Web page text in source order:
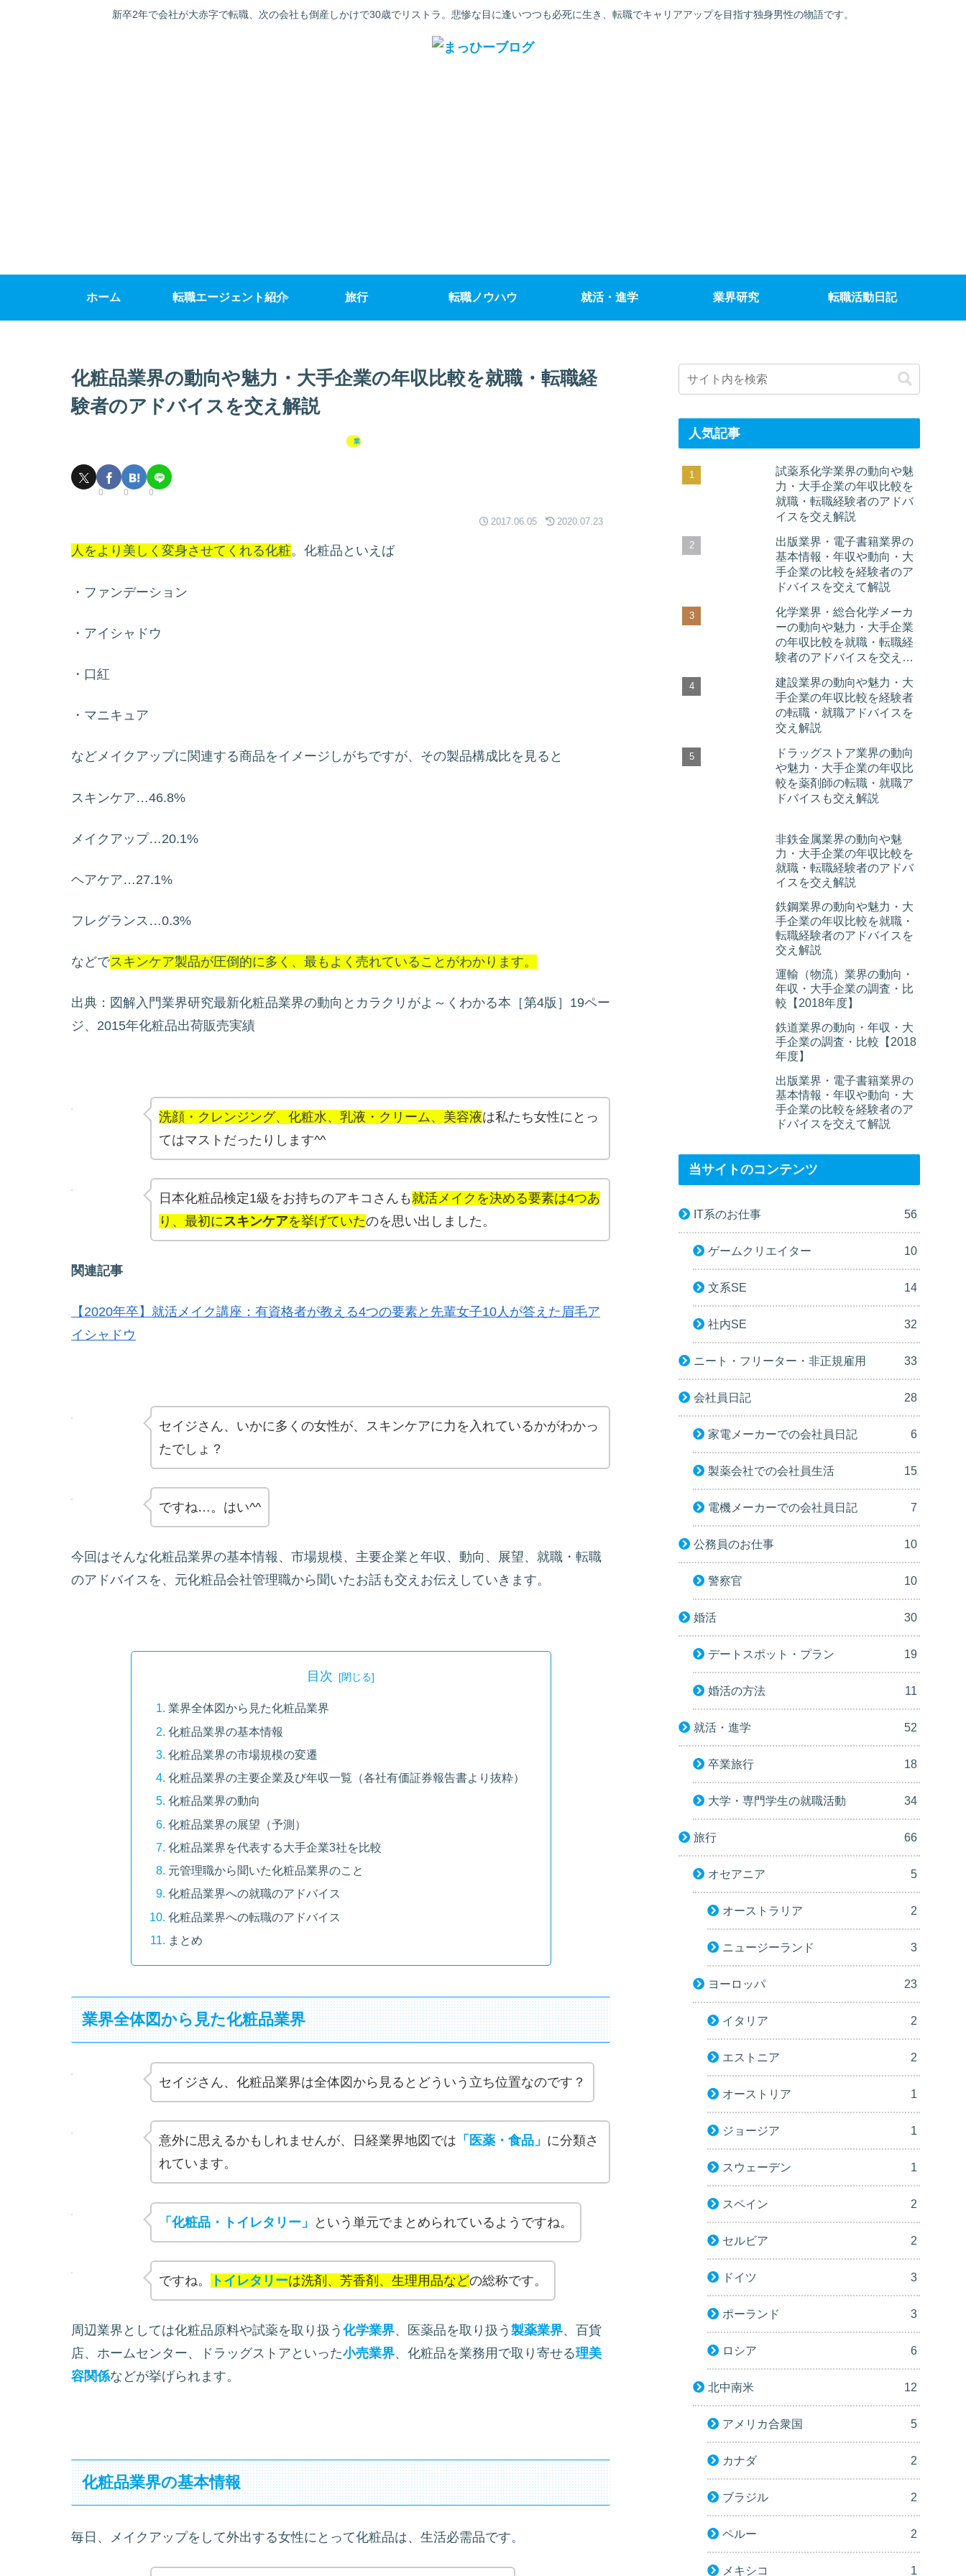
新卒2年で会社が大赤字で転職、次の会社も倒産しかけで30歳でリストラ。悲惨な目に逢いつつも必死に生き、転職でキャリアアップを目指す独身男性の物語です。
ホーム 転職エージェント紹介 旅行 転職ノウハウ 就活・進学 業界研究 転職活動日記
化粧品業界の動向や魅力・大手企業の年収比較を就職・転職経
験者のアドバイスを交え解説
業界研究
0 0 0
2017.06.05 2020.07.23
人をより美しく変身させてくれる化粧。化粧品といえば
・ファンデーション
・アイシャドウ
・口紅
・マニキュア
などメイクアップに関連する商品をイメージしがちですが、その製品構成比を見ると
スキンケア…46.8%
メイクアップ…20.1%
ヘアケア…27.1%
フレグランス…0.3%
などでスキンケア製品が圧倒的に多く、最もよく売れていることがわかります。
出典：図解入門業界研究最新化粧品業界の動向とカラクリがよ～くわかる本［第4版］19ペー
ジ、2015年化粧品出荷販売実績
洗顔・クレンジング、化粧水、乳液・クリーム、美容液は私たち女性にとっ
てはマストだったりします^^
日本化粧品検定1級をお持ちのアキコさんも就活メイクを決める要素は4つあ
り、最初にスキンケアを挙げていたのを思い出しました。
関連記事
【2020年卒】就活メイク講座：有資格者が教える4つの要素と先輩女子10人が答えた眉毛ア
イシャドウ
セイジさん、いかに多くの女性が、スキンケアに力を入れているかがわかっ
たでしょ？
ですね…。はい^^
今回はそんな化粧品業界の基本情報、市場規模、主要企業と年収、動向、展望、就職・転職
のアドバイスを、元化粧品会社管理職から聞いたお話も交えお伝えしていきます。
目次
業界全体図から見た化粧品業界
化粧品業界の基本情報
化粧品業界の市場規模の変遷
化粧品業界の主要企業及び年収一覧（各社有価証券報告書より抜粋）
化粧品業界の動向
化粧品業界の展望（予測）
化粧品業界を代表する大手企業3社を比較
元管理職から聞いた化粧品業界のこと
化粧品業界への就職のアドバイス
化粧品業界への転職のアドバイス
まとめ
業界全体図から見た化粧品業界
セイジさん、化粧品業界は全体図から見るとどういう立ち位置なのです？
意外に思えるかもしれませんが、日経業界地図では 「医薬・食品」 に分類さ
れています。
「化粧品・トイレタリー」 という単元でまとめられているようですね。
ですね。 トイレタリーは洗剤、芳香剤、生理用品などの総称です。
周辺業界としては化粧品原料や試薬を取り扱う 化学業界、医薬品を取り扱う 製薬業界、百貨
店、ホームセンター、ドラッグストアといった小売業界、化粧品を業務用で取り寄せる理美
容関係などが挙げられます。
化粧品業界の基本情報
毎日、メイクアップをして外出する女性にとって化粧品は、生活必需品です。
人気記事
試薬系化学業界の動向や魅
力・大手企業の年収比較を
就職・転職経験者のアドバ
イスを交え解説
出版業界・電子書籍業界の
基本情報・年収や動向・大
手企業の比較を経験者のア
ドバイスを交えて解説
化学業界・総合化学メーカ
ーの動向や魅力・大手企業
の年収比較を就職・転職経
験者のアドバイスを交え解
建設業界の動向や魅力・大
手企業の年収比較を経験者
の転職・就職アドバイスを
交え解説
ドラッグストア業界の動向
や魅力・大手企業の年収比
較を薬剤師の転職・就職ア
ドバイスも交え解説
非鉄金属業界の動向や魅
力・大手企業の年収比較を
就職・転職経験者のアドバ
イスを交え解説
鉄鋼業界の動向や魅力・大
手企業の年収比較を就職・
転職経験者のアドバイスを
交え解説
運輸（物流）業界の動向・
年収・大手企業の調査・比
較【2018年度】
鉄道業界の動向・年収・大
手企業の調査・比較【2018
年度】
出版業界・電子書籍業界の
基本情報・年収や動向・大
手企業の比較を経験者のア
ドバイスを交えて解説
当サイトのコンテンツ
IT系のお仕事 56
ゲームクリエイター 10
文系SE 14
社内SE 32
ニート・フリーター・非正規雇用 33
会社員日記 28
家電メーカーでの会社員日記 6
製薬会社での会社員生活 15
電機メーカーでの会社員日記 7
公務員のお仕事 10
警察官 10
婚活 30
デートスポット・プラン 19
婚活の方法 11
就活・進学 52
卒業旅行 18
大学・専門学生の就職活動 34
旅行 66
オセアニア 5
オーストラリア 2
ニュージーランド 3
ヨーロッパ 23
イタリア 2
エストニア 2
オーストリア 1
ジョージア 1
スウェーデン 1
スペイン 2
セルビア 2
ドイツ 3
ポーランド 3
ロシア 6
北中南米 12
アメリカ合衆国 5
カナダ 2
ブラジル 2
ペルー 2
メキシコ 1